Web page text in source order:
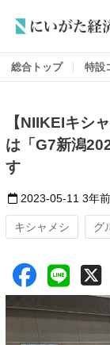
総合トップ 特設
【NIIKEIキシ
は「G7新潟
す
2023-05-11 3年前
キシャメシ グ